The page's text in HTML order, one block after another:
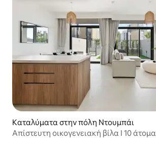
Καταλύματα στην πόλη Ντουμπάι
Απίστευτη οικογενειακή βίλα I 10 άτομα